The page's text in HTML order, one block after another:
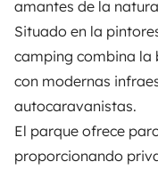
amantes de la
Situado en la
camping combina la
con modernas
autocaravanistas.
El parque ofrece
proporcionando